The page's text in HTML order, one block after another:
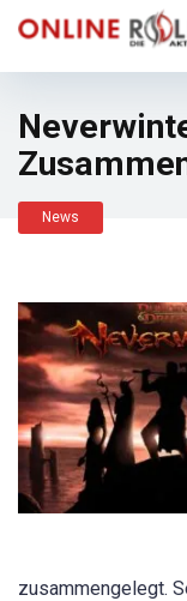
News
zusammengelegt.